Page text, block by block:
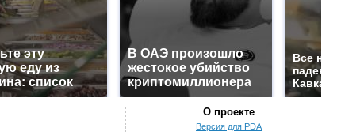
эту
еду из
список
В ОАЭ произошло
жестокое убийство
криптомиллионера
Все
О проекте
Версия для PDA